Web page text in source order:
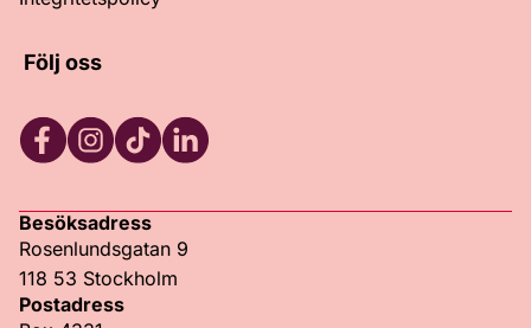
Följ oss
Besöksadress
Rosenlundsgatan 9
118 53 Stockholm
Postadress